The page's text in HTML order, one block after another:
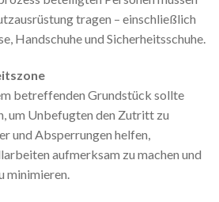
tragen – einschließlich
Handschuhe und Sicherheitsschuhe.
betreffenden Grundstück sollte
um Unbefugten den Zutritt zu
und Absperrungen helfen,
aufmerksam zu machen und
minimieren.